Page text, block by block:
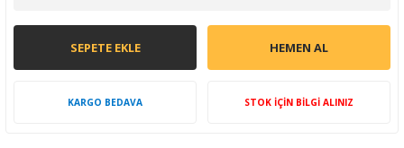
SEPETE EKLE HEMEN AL
KARGO BEDAVA STOK İÇİN BİLGİ ALINIZ